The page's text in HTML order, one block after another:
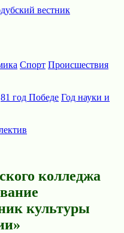
Спорт Происшествия
81 год Победе Год науки и
колледжа
культуры